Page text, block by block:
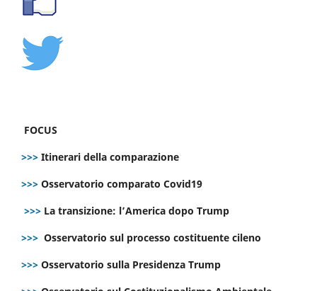
FOCUS
>>> Itinerari della comparazione
>>> Osservatorio comparato Covid19
>>> La transizione: l’America dopo Trump
>>> Osservatorio sul processo costituente cileno
>>> Osservatorio sulla Presidenza Trump